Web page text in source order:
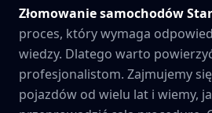
Złomowanie samochodów
proces, który wymaga
wiedzy. Dlatego warto
profesjonalistom. Zajmujemy
pojazdów od wielu lat i wiemy,